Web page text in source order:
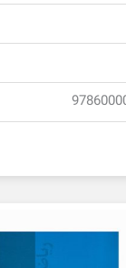
اصلی
بود.